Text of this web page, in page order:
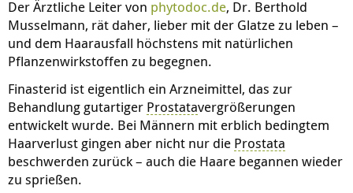
Der Ärztliche Leiter von phytodoc.de, Dr. Berthold
Musselmann, rät daher, lieber mit der Glatze zu leben –
und dem Haarausfall höchstens mit natürlichen
Pflanzenwirkstoffen zu begegnen.
Finasterid ist eigentlich ein Arzneimittel, das zur
Behandlung gutartiger Prostatavergrößerungen
entwickelt wurde. Bei Männern mit erblich bedingtem
Haarverlust gingen aber nicht nur die Prostata
beschwerden zurück – auch die Haare begannen wieder
zu sprießen.